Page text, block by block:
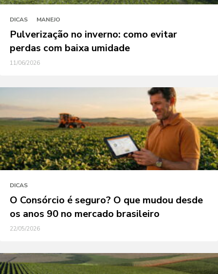
DICAS MANEJO
Pulverização no inverno: como evitar
perdas com baixa umidade
11/06/2026
DICAS
O Consórcio é seguro? O que mudou desde
os anos 90 no mercado brasileiro
22/05/2026